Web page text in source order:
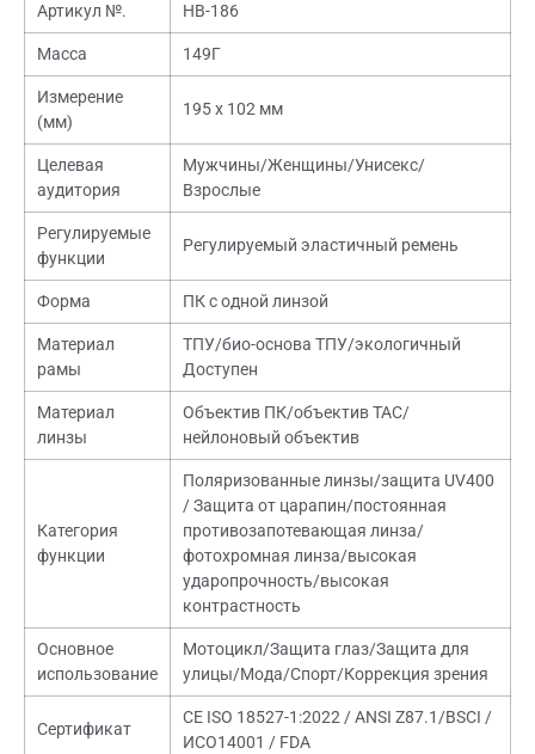
Артикул №. НВ-186
Масса 149Г
Измерение
(мм)
195 х 102 мм
Целевая
аудитория
Мужчины/Женщины/Унисекс/
Взрослые
Регулируемые
функции
Регулируемый эластичный ремень
Форма ПК с одной линзой
Материал
рамы
ТПУ/био-основа ТПУ/экологичный
Доступен
Материал
линзы
Объектив ПК/объектив TAC/
нейлоновый объектив
Категория
функции
Поляризованные линзы/защита UV400
/ Защита от царапин/постоянная
противозапотевающая линза/
фотохромная линза/высокая
ударопрочность/высокая
контрастность
Основное
использование
Мотоцикл/Защита глаз/Защита для
улицы/Мода/Спорт/Коррекция зрения
Сертификат
CE ISO 18527-1:2022 / ANSI Z87.1/BSCI /
ИСО14001 / FDA